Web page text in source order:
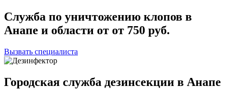
Служба по уничтожению клопов в
Анапе и области от от 750 руб.
Вызвать специалиста
Городская служба дезинсекции в Анапе